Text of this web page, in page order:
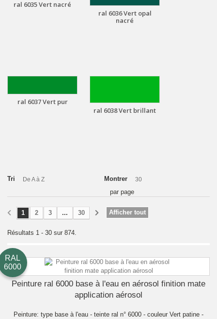
ral 6035 Vert nacré
ral 6036 Vert opal
nacré
ral 6037 Vert pur
ral 6038 Vert brillant
Tri De A à Z Montrer 30
par page
Afficher tout
1 2 3 ... 30
Résultats 1 - 30 sur 874.
RAL
6000
Peinture ral 6000 base à l'eau en aérosol finition mate
application aérosol
Peinture: type base à l'eau - teinte ral n° 6000 - couleur Vert patine -